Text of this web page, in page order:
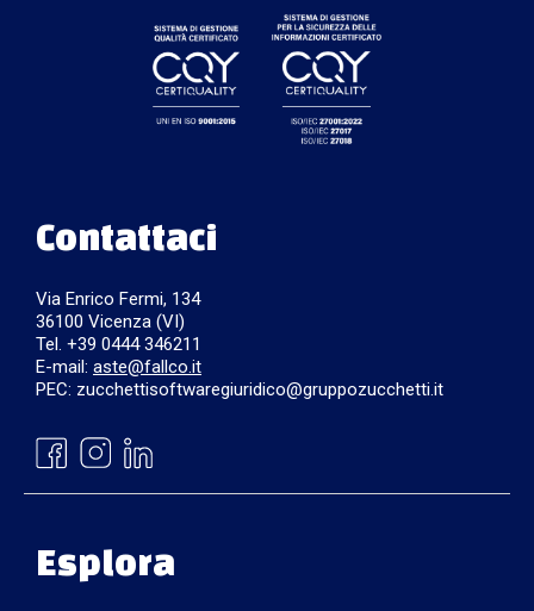
Contattaci
Via Enrico Fermi, 134
36100 Vicenza (VI)
Tel. +39 0444 346211
E-mail: aste@fallco.it
PEC: zucchettisoftwaregiuridico@gruppozucchetti.it
Esplora